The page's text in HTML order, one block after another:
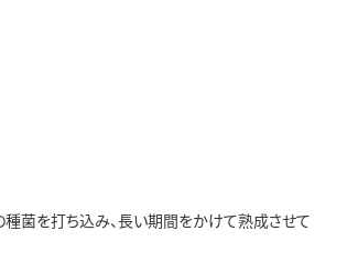
菌を打ち込み、長い期間をかけて熟成させて